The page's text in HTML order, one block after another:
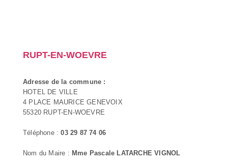
RUPT-EN-WOEVRE
Adresse de la commune :
HOTEL DE VILLE
4 PLACE MAURICE GENEVOIX
55320 RUPT-EN-WOEVRE
Téléphone :03 29 87 74 06
Nom du Maire : Mme Pascale LATARCHE VIGNOL